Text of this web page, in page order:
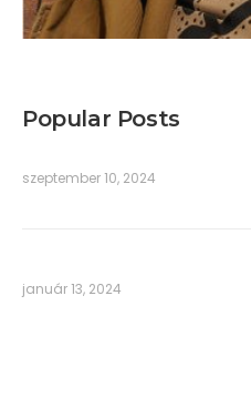
Popular Posts
szeptember 10, 2024
január 13, 2024